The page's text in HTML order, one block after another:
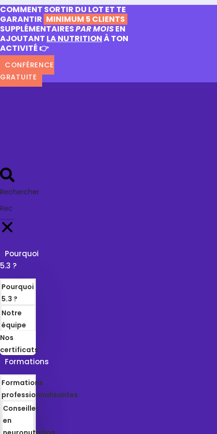
COMMENT SORTIR DU LOT ET TE
GARANTIR MINIMUM 5 CLIENTS
SUPPLÉMENTAIRESPAR MOISEN
AJOUTANT LA NUTRITIONÀ TON
ACTIVITÉ 👉
CONFÉRENCE
GRATUITE
Rechercher
Pourquoi
5.3 ?
Pourquoi
5.3 ?
Notre
équipe
Nos
certificats
Formations
Formations
professionnalisantes
Conseiller
en